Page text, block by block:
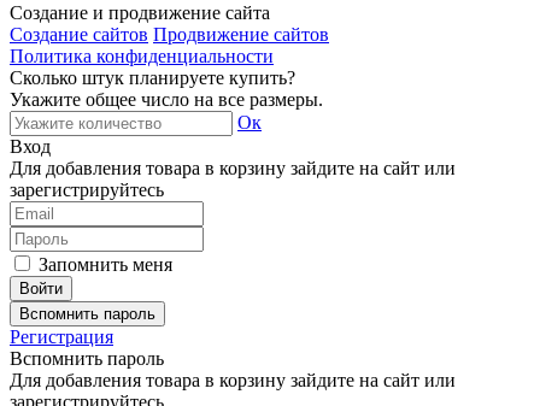
Создание и продвижение сайта
Создание сайтов Продвижение сайтов
Политика конфиденциальности
Сколько штук планируете купить?
Укажите общее число на все размеры.
Ок
Вход
Для добавления товара в корзину зайдите на сайт или
зарегистрируйтесь
Запомнить меня
Вспомнить пароль
Регистрация
Вспомнить пароль
Для добавления товара в корзину зайдите на сайт или
зарегистрируйтесь